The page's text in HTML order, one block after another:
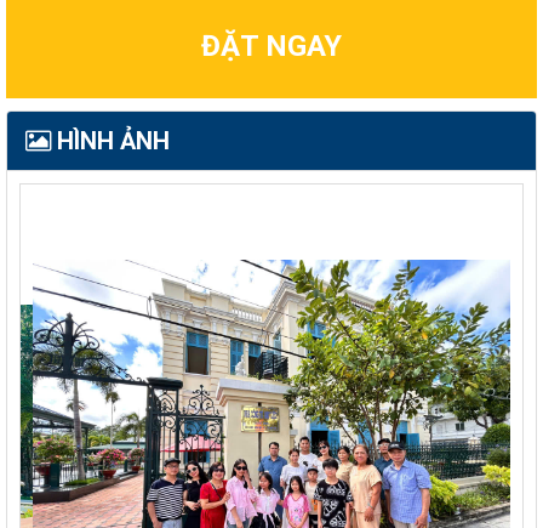
ĐẶT NGAY
HÌNH ẢNH